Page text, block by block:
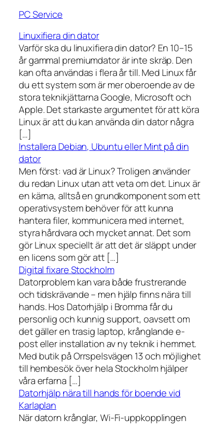
PC Service
Linuxifiera din dator
Varför ska du linuxifiera din dator? En 10–15
år gammal premiumdator är inte skräp. Den
kan ofta användas i flera år till. Med Linux får
du ett system som är mer oberoende av de
stora teknikjättarna Google, Microsoft och
Apple. Det starkaste argumentet för att köra
Linux är att du kan använda din dator några
[…]
Installera Debian, Ubuntu eller Mint på din
dator
Men först: vad är Linux? Troligen använder
du redan Linux utan att veta om det. Linux är
en kärna, alltså en grundkomponent som ett
operativsystem behöver för att kunna
hantera filer, kommunicera med internet,
styra hårdvara och mycket annat. Det som
gör Linux speciellt är att det är släppt under
en licens som gör att […]
Digital fixare Stockholm
Datorproblem kan vara både frustrerande
och tidskrävande – men hjälp finns nära till
hands. Hos Datorhjälp i Bromma får du
personlig och kunnig support, oavsett om
det gäller en trasig laptop, krånglande e-
post eller installation av ny teknik i hemmet.
Med butik på Orrspelsvägen 13 och möjlighet
till hembesök över hela Stockholm hjälper
våra erfarna […]
Datorhjälp nära till hands för boende vid
Karlaplan
När datorn krånglar, Wi-Fi-uppkopplingen